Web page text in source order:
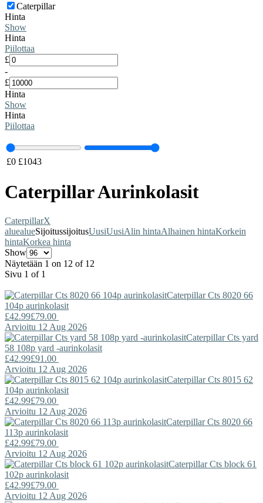
Caterpillar
Hinta
Show
Hinta
Piilottaa
£
-
£
Hinta
Show
Hinta
Piilottaa
£0 £1043
Caterpillar Aurinkolasit
CaterpillarX
aluealueSijoitussijoitusUusiUusiAlin hintaAlhainen hintaKorkein
hintaKorkea hinta
Show
Näytetään 1 on 12 of 12
Sivu 1 of 1
CaterpillarCts 8020 66
104p aurinkolasit
£42.99£79.00
Arvioitu 12 Aug 2026
CaterpillarCts yard
58 108p yard -aurinkolasit
£42.99£91.00
Arvioitu 12 Aug 2026
CaterpillarCts 8015 62
104p aurinkolasit
£42.99£79.00
Arvioitu 12 Aug 2026
CaterpillarCts 8020 66
113p aurinkolasit
£42.99£79.00
Arvioitu 12 Aug 2026
CaterpillarCts block 61
102p aurinkolasit
£42.99£79.00
Arvioitu 12 Aug 2026